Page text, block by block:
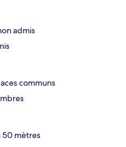
admis
communs
50 mètres